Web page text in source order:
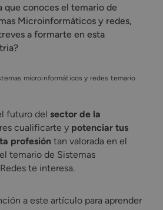
que conoces el temario de
Microinformáticos y redes,
a formarte en esta
microinformáticos y redes temario
futuro del sector de la
cualificarte y potenciar tus
profesión tan valorada en el
temario de Sistemas
te interesa.
a este artículo para aprender